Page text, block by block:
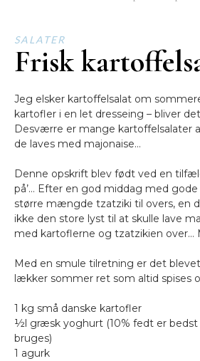
SALATER
Frisk
Jeg elsker kartoffelsalat om
kartofler i en let dresseing – bliver
Desværre er mange kartoffelsalater
de laves med majonaise…
Denne opskrift blev født ved en
på’… Efter en god middag med
større mængde tzatziki til overs, en
ikke den store lyst til at skulle lave
med kartoflerne og tzatzikien over…
Med en smule tilretning er det
lækker sommer ret som altid spises
1 kg små danske kartofler
½l græsk yoghurt (10% fedt er bedst
bruges)
1 agurk